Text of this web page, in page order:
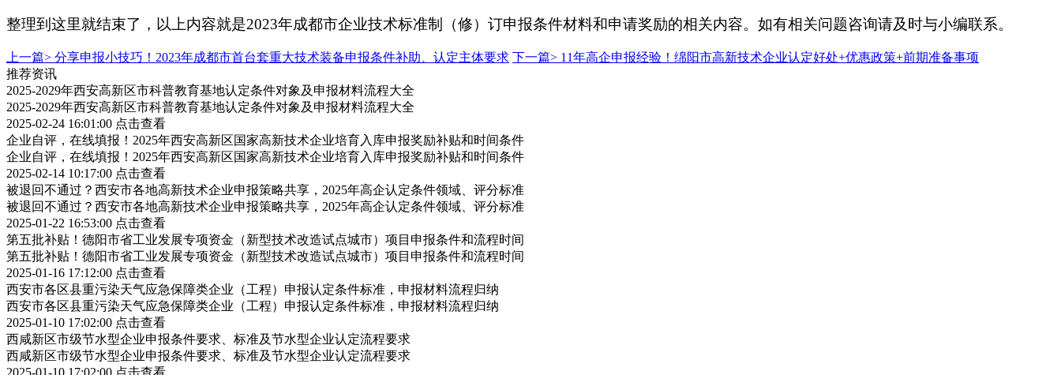
整理到这里就结束了，以上内容就是2023年成都市企业技术标准制（修）订申报条件材料和申请奖励的相关内容。如有相关问题咨询请及时与小编联系。
上一篇> 分享申报小技巧！2023年成都市首台套重大技术装备申报条件补助、认定主体要求 下一篇> 11年高企申报经验！绵阳市高新技术企业认定好处+优惠政策+前期准备事项
推荐资讯
2025-2029年西安高新区市科普教育基地认定条件对象及申报材料流程大全
2025-2029年西安高新区市科普教育基地认定条件对象及申报材料流程大全
2025-02-24 16:01:00 点击查看
企业自评，在线填报！2025年西安高新区国家高新技术企业培育入库申报奖励补贴和时间条件
企业自评，在线填报！2025年西安高新区国家高新技术企业培育入库申报奖励补贴和时间条件
2025-02-14 10:17:00 点击查看
被退回不通过？西安市各地高新技术企业申报策略共享，2025年高企认定条件领域、评分标准
被退回不通过？西安市各地高新技术企业申报策略共享，2025年高企认定条件领域、评分标准
2025-01-22 16:53:00 点击查看
第五批补贴！德阳市省工业发展专项资金（新型技术改造试点城市）项目申报条件和流程时间
第五批补贴！德阳市省工业发展专项资金（新型技术改造试点城市）项目申报条件和流程时间
2025-01-16 17:12:00 点击查看
西安市各区县重污染天气应急保障类企业（工程）申报认定条件标准，申报材料流程归纳
西安市各区县重污染天气应急保障类企业（工程）申报认定条件标准，申报材料流程归纳
2025-01-10 17:02:00 点击查看
西咸新区市级节水型企业申报条件要求、标准及节水型企业认定流程要求
西咸新区市级节水型企业申报条件要求、标准及节水型企业认定流程要求
2025-01-10 17:02:00 点击查看